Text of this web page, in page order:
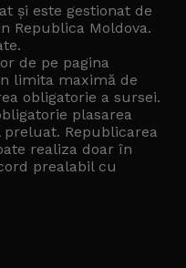
și este gestionat de
Republica Moldova.
de pe pagina
limita maximă de
obligatorie a sursei.
plasarea
Republicarea
realiza doar în
prealabil cu